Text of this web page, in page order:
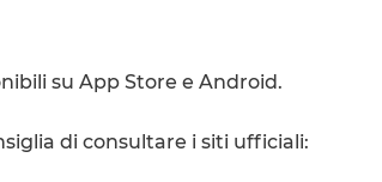
su App Store e Android.
di consultare i siti ufficiali: